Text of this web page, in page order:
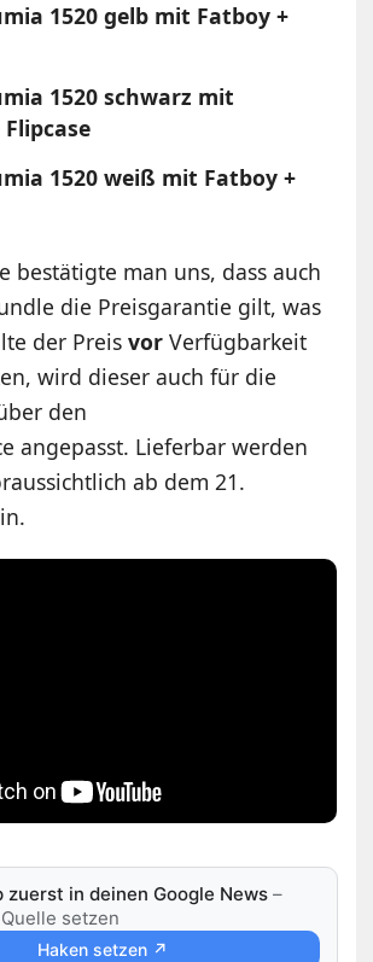
1520 gelb mit Fatboy +
1520 schwarz mit
1520 weiß mit Fatboy +
bestätigte man uns, dass auch
die Preisgarantie gilt, was
der Preisvor Verfügbarkeit
wird dieser auch für die
den
angepasst. Lieferbar werden
ab dem 21.
zuerst in deinen Google News –
setzen
Haken setzen ↗